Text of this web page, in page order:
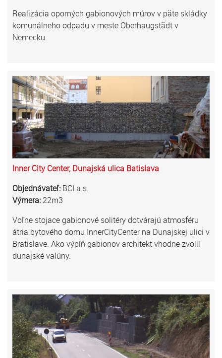
Realizácia oporných gabionových múrov v päte skládky
komunálneho odpadu v meste Oberhaugstädt v
Nemecku.
Inner City Center, Dunajská ulica Batislava
Objednávateľ: BCI a.s.
Výmera: 22m3
Voľne stojace gabionové solitéry dotvárajú atmosféru
átria bytového domu InnerCityCenter na Dunajskej ulici v
Bratislave. Ako výplň gabionov architekt vhodne zvolil
dunajské valúny.